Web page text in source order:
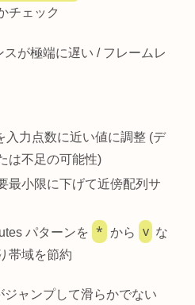
チェック
スが極端に遅い / フレームレ
入力点数に近い値に調整 (デ
は不足の可能性)
最小限に下げて近傍配列サ
パターンを * から v な
帯域を節約
ジャンプして滑らかでない